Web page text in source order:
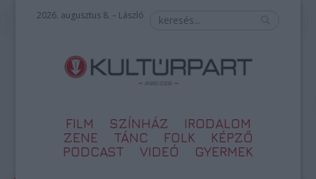
2026. augusztus 8. – László
FILM SZÍNHÁZ
IRODALOM
ZENE
TÁNC FOLK
KÉPZŐ
PODCAST
VIDEÓ GYERMEK